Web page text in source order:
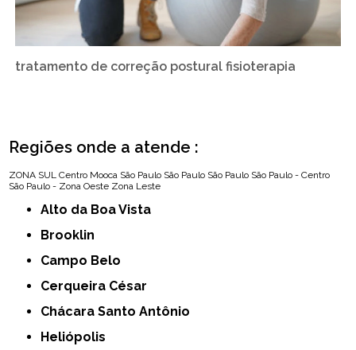
tratamento de correção postural fisioterapia
Regiões onde a atende :
ZONA SUL Centro Mooca São Paulo São Paulo São Paulo São Paulo - Centro
São Paulo - Zona Oeste Zona Leste
Alto da Boa Vista
Brooklin
Campo Belo
Cerqueira César
Chácara Santo Antônio
Heliópolis